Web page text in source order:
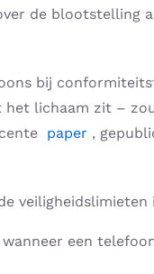
de blootstelling
bij
het lichaam zit –
paper ,
een